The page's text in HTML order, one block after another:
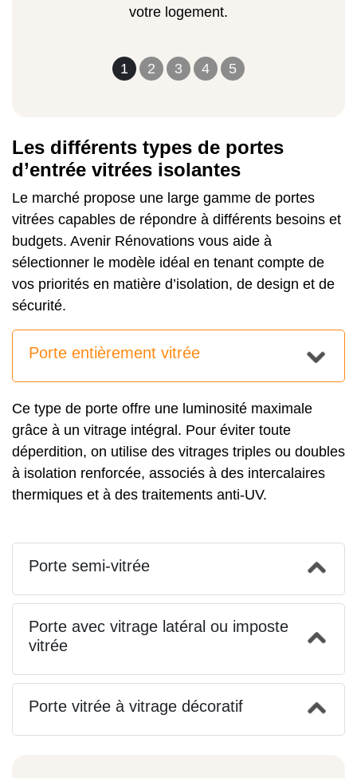
1 2 3 4 5
votre logement.
Les différents types de portes
d’entrée vitrées isolantes
Le marché propose une large gamme de portes
vitrées capables de répondre à différents besoins et
budgets. Avenir Rénovations vous aide à
sélectionner le modèle idéal en tenant compte de
vos priorités en matière d’isolation, de design et de
sécurité.
Porte entièrement vitrée
Ce type de porte offre une luminosité maximale
grâce à un vitrage intégral. Pour éviter toute
déperdition, on utilise des vitrages triples ou doubles
à isolation renforcée, associés à des intercalaires
thermiques et à des traitements anti-UV.
Porte semi-vitrée
Porte avec vitrage latéral ou imposte
vitrée
Porte vitrée à vitrage décoratif